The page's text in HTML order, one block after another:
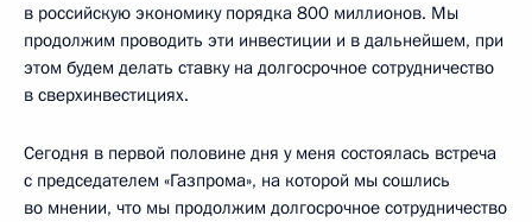
в российскую экономику порядка 800 миллионов. Мы
продолжим проводить эти инвестиции и в дальнейшем, при
этом будем делать ставку на долгосрочное сотрудничество
в сверхинвестициях.
Сегодня в первой половине дня у меня состоялась встреча
с председателем «Газпрома», на которой мы сошлись
во мнении, что мы продолжим долгосрочное сотрудничество